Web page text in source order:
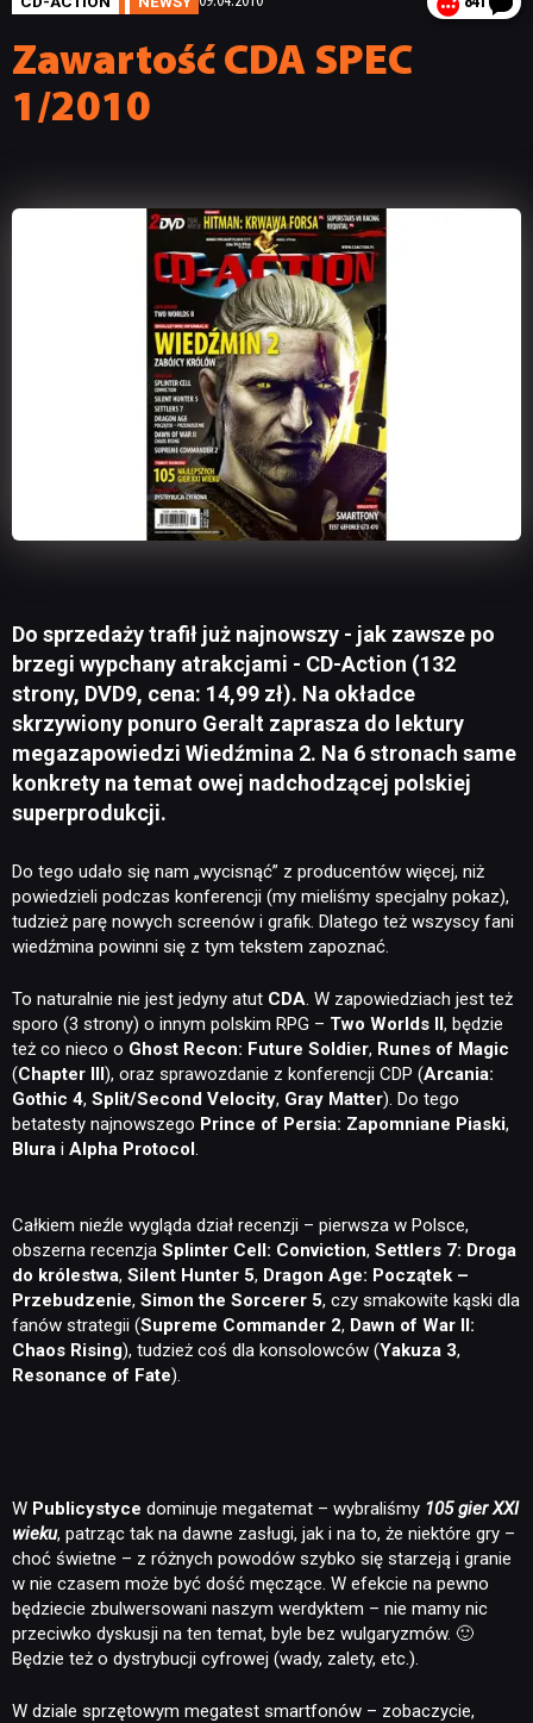
Zawartość CDA SPEC
1/2010
Do sprzedaży trafił już najnowszy - jak zawsze po
brzegi wypchany atrakcjami - CD-Action (132
strony, DVD9, cena: 14,99 zł). Na okładce
skrzywiony ponuro Geralt zaprasza do lektury
megazapowiedzi Wiedźmina 2. Na 6 stronach same
konkrety na temat owej nadchodzącej polskiej
superprodukcji.
Do tego udało się nam „wycisnąć” z producentów więcej, niż
powiedzieli podczas konferencji (my mieliśmy specjalny pokaz),
tudzież parę nowych screenów i grafik. Dlatego też wszyscy fani
wiedźmina powinni się z tym tekstem zapoznać.
To naturalnie nie jest jedyny atut CDA. W zapowiedziach jest też
sporo (3 strony) o innym polskim RPG – Two Worlds II, będzie
też co nieco o Ghost Recon: Future Soldier, Runes of Magic
(Chapter III), oraz sprawozdanie z konferencji CDP (Arcania:
Gothic 4, Split/Second Velocity, Gray Matter). Do tego
betatesty najnowszego Prince of Persia: Zapomniane Piaski,
Blura i Alpha Protocol.
Całkiem nieźle wygląda dział recenzji – pierwsza w Polsce,
obszerna recenzja Splinter Cell: Conviction, Settlers 7: Droga
do królestwa, Silent Hunter 5, Dragon Age: Początek –
Przebudzenie, Simon the Sorcerer 5, czy smakowite kąski dla
fanów strategii (Supreme Commander 2, Dawn of War II:
Chaos Rising), tudzież coś dla konsolowców (Yakuza 3,
Resonance of Fate).
W Publicystyce dominuje megatemat – wybraliśmy 105 gier XXI
wieku, patrząc tak na dawne zasługi, jak i na to, że niektóre gry –
choć świetne – z różnych powodów szybko się starzeją i granie
w nie czasem może być dość męczące. W efekcie na pewno
będziecie zbulwersowani naszym werdyktem – nie mamy nic
przeciwko dyskusji na ten temat, byle bez wulgaryzmów. 🙂
Będzie też o dystrybucji cyfrowej (wady, zalety, etc.).
W dziale sprzętowym megatest smartfonów – zobaczycie,